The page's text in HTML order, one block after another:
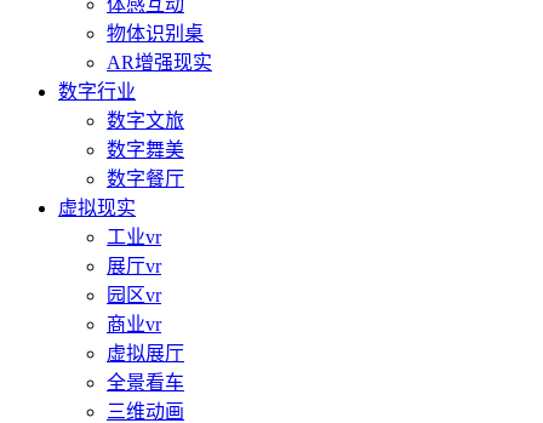
体感互动
物体识别桌
AR增强现实
数字行业
数字文旅
数字舞美
数字餐厅
虚拟现实
工业vr
展厅vr
园区vr
商业vr
虚拟展厅
全景看车
三维动画